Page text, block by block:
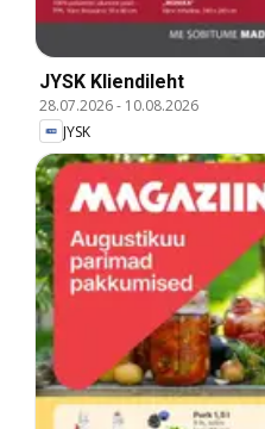
JYSK Kliendileht
28.07.2026- 10.08.2026
JYSK